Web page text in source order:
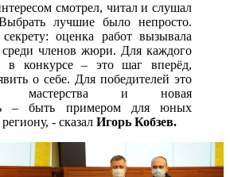
смотрел, читал и слушал
лучшие было непросто.
оценка работ вызывала
членов жюри. Для каждого
в конкурсе – это шаг вперёд,
о себе. Для победителей это
мастерства и новая
– быть примером для юных
- сказал Игорь Кобзев.